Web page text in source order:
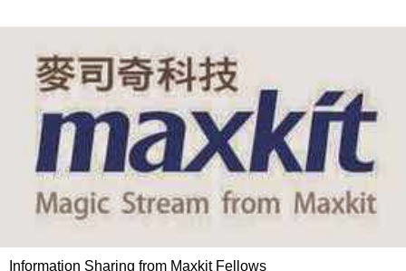
Information Sharing from Maxkit Fellows